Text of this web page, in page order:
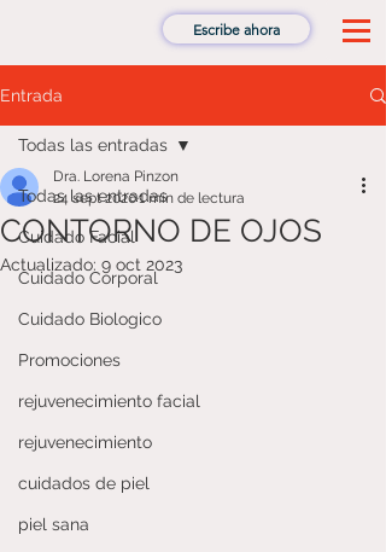
Escribe ahora
Entrada
Todas las entradas
Cuidado Facial
Cuidado Corporal
Cuidado Biologico
Promociones
rejuvenecimiento facial
rejuvenecimiento
cuidados de piel
piel sana
Todas las entradas
CONTORNO DE OJOS
Dra. Lorena Pinzon
24 sept 20201 min de lectura
Actualizado: 9 oct 2023